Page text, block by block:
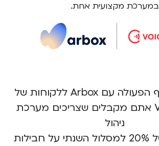
במערכת מקצועית אחת.
כחלק משיתוף הפעולה עם Arbox ללקוחות של
VoiceCenter אתם מקבלים שצריכים מערכת
ניהול
קופון הנחה של 20% למסלול השנתי על חבילות